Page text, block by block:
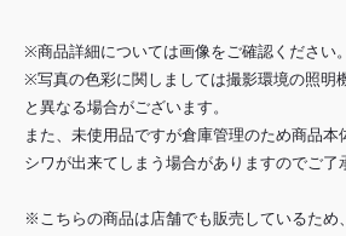
※商品詳細については画像をご確認ください。
※写真の色彩に関しましては撮影環境の照明
と異なる場合がございます。
また、未使用品ですが倉庫管理のため商品
シワが出来てしまう場合がありますのでご了
※こちらの商品は店舗でも販売しているため、